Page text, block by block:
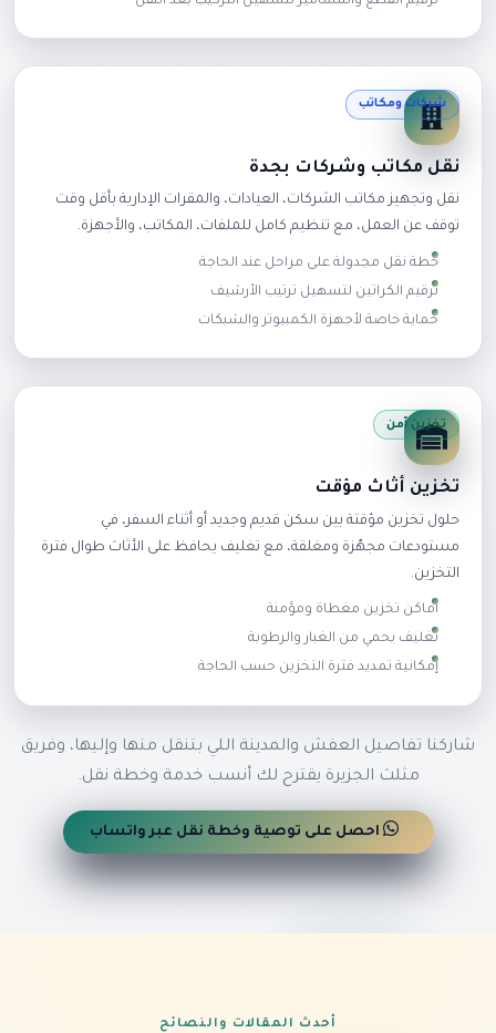
شركات ومكاتب
نقل مكاتب وشركات بجدة
نقل وتجهيز مكاتب الشركات، العيادات، والمقرات الإدارية بأقل وقت
توقف عن العمل، مع تنظيم كامل للملفات، المكاتب، والأجهزة.
خطة نقل مجدولة على مراحل عند الحاجة
ترقيم الكراتين لتسهيل ترتيب الأرشيف
حماية خاصة لأجهزة الكمبيوتر والشبكات
تخزين آمن
تخزين أثاث مؤقت
حلول تخزين مؤقتة بين سكن قديم وجديد أو أثناء السفر، في
مستودعات مجهّزة ومغلقة، مع تغليف يحافظ على الأثاث طوال فترة
التخزين.
أماكن تخزين مغطاة ومؤمنة
تغليف يحمي من الغبار والرطوبة
إمكانية تمديد فترة التخزين حسب الحاجة
شاركنا تفاصيل العفش والمدينة اللي بتنقل منها وإليها، وفريق
مثلث الجزيرة يقترح لك أنسب خدمة وخطة نقل.
احصل على توصية وخطة نقل عبر واتساب
أحدث المقالات والنصائح